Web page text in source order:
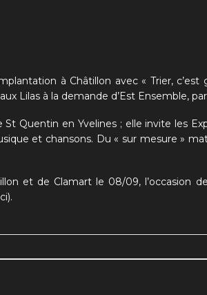
à Châtillon avec « Trier, c’est
Lilas à la demande d’Est Ensemble,
Quentin en Yvelines ; elle invite les
et chansons. Du « sur mesure »
et de Clamart le 08/09, l’occasion
.